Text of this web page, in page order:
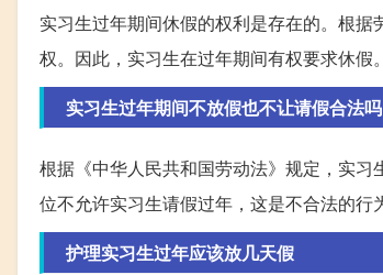
实习生过年期间休假的权利是存在的。根
权。因此，实习生在过年期间有权要求休假。
实习生过年期间不放假也不让请假合法吗
根据《中华人民共和国劳动法》规定，实
位不允许实习生请假过年，这是不合法的行
护理实习生过年应该放几天假